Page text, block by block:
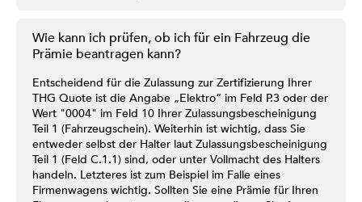
Wie kann ich prüfen, ob ich für ein Fahrzeug die
Prämie beantragen kann?
Entscheidend für die Zulassung zur Zertifizierung Ihrer
THG Quote ist die Angabe „Elektro“ im Feld P.3 oder der
Wert "0004" im Feld 10 Ihrer Zulassungsbescheinigung
Teil 1 (Fahrzeugschein). Weiterhin ist wichtig, dass Sie
entweder selbst der Halter laut Zulassungsbescheinigung
Teil 1 (Feld C.1.1) sind, oder unter Vollmacht des Halters
handeln. Letzteres ist zum Beispiel im Falle eines
Firmenwagens wichtig. Sollten Sie eine Prämie für Ihren